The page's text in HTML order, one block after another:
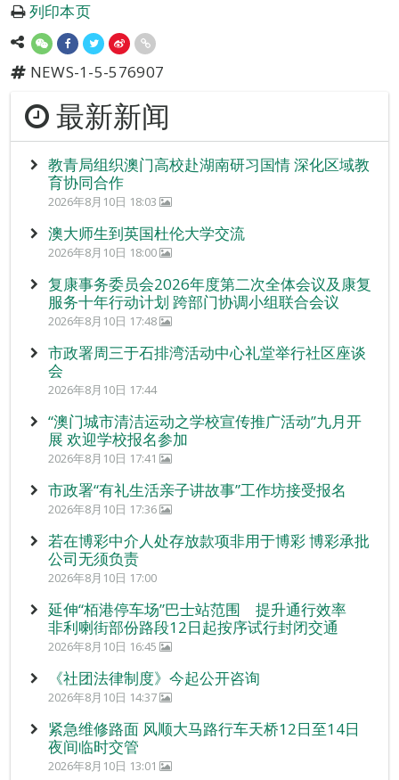
列印本页
NEWS-1-5-576907
最新新闻
教青局组织澳门高校赴湖南研习国情 深化区域教
育协同合作
2026年8月10日 18:03
澳大师生到英国杜伦大学交流
2026年8月10日 18:00
复康事务委员会2026年度第二次全体会议及康复
服务十年行动计划 跨部门协调小组联合会议
2026年8月10日 17:48
市政署周三于石排湾活动中心礼堂举行社区座谈
会
2026年8月10日 17:44
“澳门城市清洁运动之学校宣传推广活动”九月开
展 欢迎学校报名参加
2026年8月10日 17:41
市政署“有礼生活亲子讲故事”工作坊接受报名
2026年8月10日 17:36
若在博彩中介人处存放款项非用于博彩 博彩承批
公司无须负责
2026年8月10日 17:00
延伸“栢港停车场”巴士站范围 提升通行效率
非利喇街部份路段12日起按序试行封闭交通
2026年8月10日 16:45
《社团法律制度》今起公开咨询
2026年8月10日 14:37
紧急维修路面 风顺大马路行车天桥12日至14日
夜间临时交管
2026年8月10日 13:01